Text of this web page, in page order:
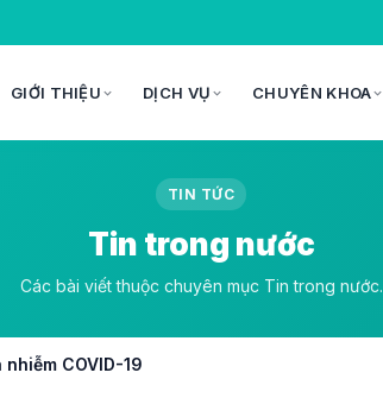
GIỚI THIỆU DỊCH VỤ CHUYÊN KHOA
TIN TỨC
Tin trong nước
Các bài viết thuộc chuyên mục Tin trong nước.
COVID-19